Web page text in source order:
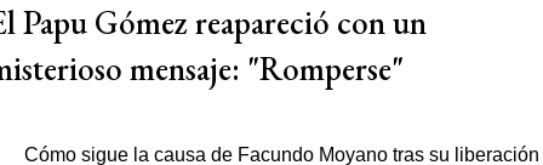
Papu Gómez reapareció con un
mensaje: "Romperse"